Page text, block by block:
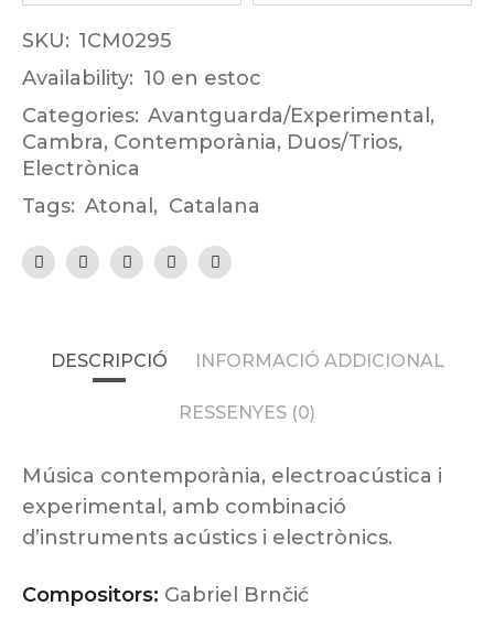
SKU: 1CM0295
Availability: 10 en estoc
Categories: Avantguarda/Experimental ,
Cambra, Contemporània, Duos/Trios,
Electrònica
Tags: Atonal , Catalana
DESCRIPCIÓ INFORMACIÓ ADDICIONAL
RESSENYES (0)
Música contemporània, electroacústica i
experimental, amb combinació
d’instruments acústics i electrònics.
Compositors: Gabriel Brnčić